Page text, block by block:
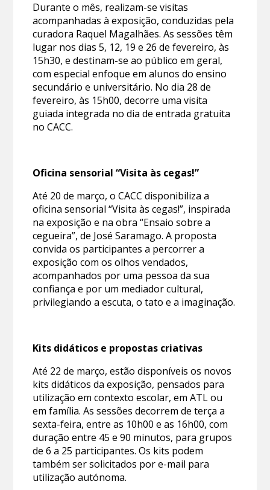
Durante o mês, realizam-se visitas
acompanhadas à exposição, conduzidas pela
curadora Raquel Magalhães. As sessões têm
lugar nos dias 5, 12, 19 e 26 de fevereiro, às
15h30, e destinam-se ao público em geral,
com especial enfoque em alunos do ensino
secundário e universitário. No dia 28 de
fevereiro, às 15h00, decorre uma visita
guiada integrada no dia de entrada gratuita
no CACC.
Oficina sensorial “Visita às cegas!”
Até 20 de março, o CACC disponibiliza a
oficina sensorial “Visita às cegas!”, inspirada
na exposição e na obra “Ensaio sobre a
cegueira”, de José Saramago. A proposta
convida os participantes a percorrer a
exposição com os olhos vendados,
acompanhados por uma pessoa da sua
confiança e por um mediador cultural,
privilegiando a escuta, o tato e a imaginação.
Kits didáticos e propostas criativas
Até 22 de março, estão disponíveis os novos
kits didáticos da exposição, pensados para
utilização em contexto escolar, em ATL ou
em família. As sessões decorrem de terça a
sexta-feira, entre as 10h00 e as 16h00, com
duração entre 45 e 90 minutos, para grupos
de 6 a 25 participantes. Os kits podem
também ser solicitados por e-mail para
utilização autónoma.